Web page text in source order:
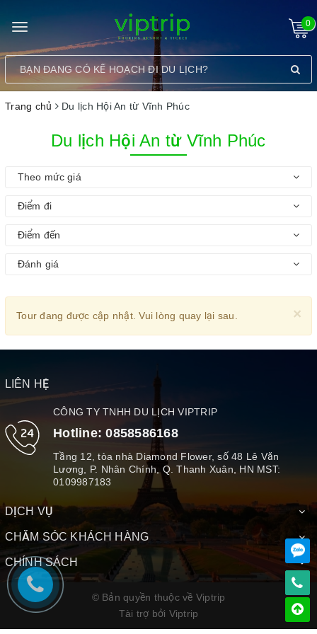
Toggle
navigation
0
Trang chủ Du lịch Hội An từ Vĩnh Phúc
Du lịch Hội An từ Vĩnh Phúc
Theo mức giá
Điểm đi
Điểm đến
Đánh giá
×
Tour đang được cập nhật. Vui lòng quay lại sau.
LIÊN HỆ
CÔNG TY TNHH DU LỊCH VIPTRIP
Hotline:0858586168
Tầng 12, tòa nhà Diamond Flower, số 48 Lê Văn
Lương, P. Nhân Chính, Q. Thanh Xuân, HN MST:
0109987183
DỊCH VỤ
CHĂM SÓC KHÁCH HÀNG
CHÍNH SÁCH
© Bản quyền thuộc về Viptrip
Tài trợ bởi Viptrip